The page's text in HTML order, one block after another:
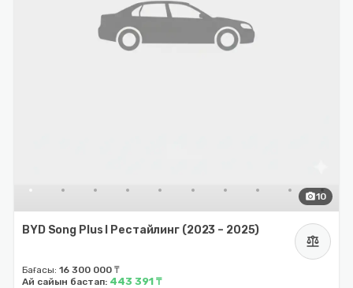
photo_camera10
BYD Song Plus I Рестайлинг (2023 – 2025)
balance
Бағасы: 16 300 000 ₸
Ай сайын бастап: 443 391 ₸